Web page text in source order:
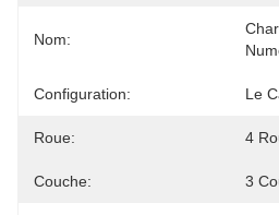
Nom:
Configuration: Le
Roue: 4
Couche: 3